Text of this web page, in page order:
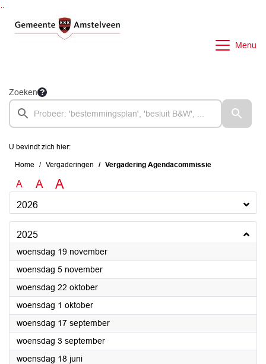
Menu
Zoeken
U bevindt zich hier:
Home Vergaderingen Vergadering Agendacommissie
A A A
2026
2025
woensdag 19 november2025
woensdag 5 november2025
woensdag 22 oktober2025
woensdag 1 oktober2025
woensdag 17 september2025
woensdag 3 september2025
woensdag 18 juni2025